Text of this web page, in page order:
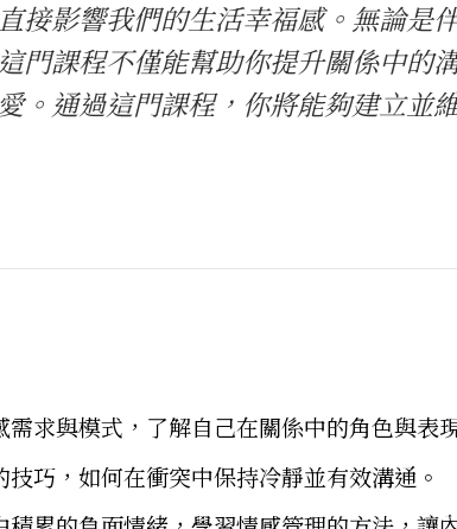
接影響我們的生活幸福感。無論是
門課程不僅能幫助你提升關係中的
。通過這門課程，你將能夠建立並
求與模式，了解自己在關係中的角色與表
巧，如何在衝突中保持冷靜並有效溝通。